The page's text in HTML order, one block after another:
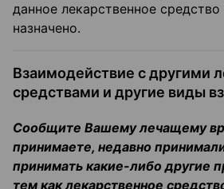
данное лекарственное
назначено.
Взаимодействие с другими
средствами и другие виды
Сообщите Вашему лечащему
принимаете, недавно
принимать какие-либо другие
тем как лекарственное